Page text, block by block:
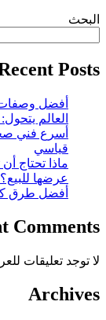
البحث
Posts
أفضل وصفات
العالم
أسرع فني
قياسي
ماذا تحتاج
عرضها للبيع؟
أفضل طرق
Comments
لا توجد تعليقات
Archives